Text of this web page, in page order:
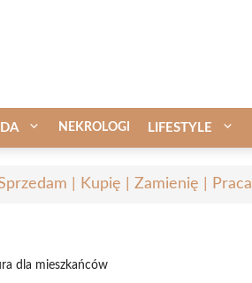
NEKROLOGI LIFESTYLE
| Kupię | Zamienię | Praca
dla mieszkańców